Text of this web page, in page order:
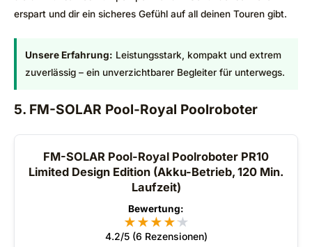
erspart und dir ein sicheres Gefühl auf all deinen Touren gibt.
Unsere Erfahrung: Leistungsstark, kompakt und extrem
zuverlässig – ein unverzichtbarer Begleiter für unterwegs.
5. FM-SOLAR Pool-Royal Poolroboter
FM-SOLAR Pool-Royal Poolroboter PR10
Limited Design Edition (Akku-Betrieb, 120 Min.
Laufzeit)
Bewertung:
★★★★★
★
4.2/5 (6 Rezensionen)